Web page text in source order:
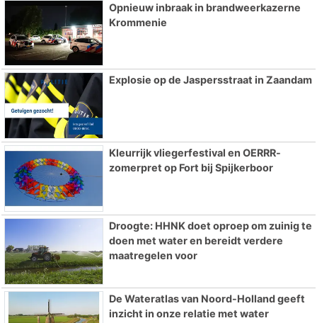
Opnieuw inbraak in brandweerkazerne
Krommenie
Explosie op de Jaspersstraat in Zaandam
Kleurrijk vliegerfestival en OERRR-
zomerpret op Fort bij Spijkerboor
Droogte: HHNK doet oproep om zuinig te
doen met water en bereidt verdere
maatregelen voor
De Wateratlas van Noord-Holland geeft
inzicht in onze relatie met water